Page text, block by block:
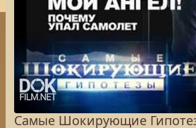
Самые Шокирующие